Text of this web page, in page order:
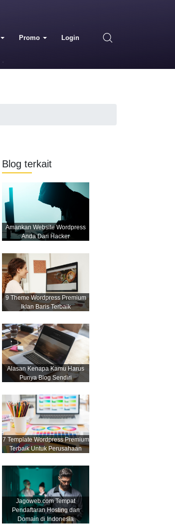
Promo Login
Blog terkait
Amankan Website Wordpress
Anda Dari Hacker
9 Theme Wordpress Premium
Iklan Baris Terbaik
Alasan Kenapa Kamu Harus
Punya Blog Sendiri
7 Template Wordpress Premium
Terbaik Untuk Perusahaan
Jagoweb.com Tempat
Pendaftaran Hosting dan
Domain di Indonesia